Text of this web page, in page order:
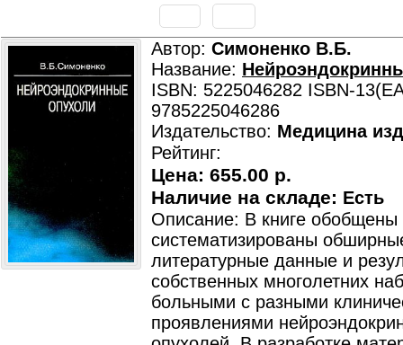
Автор: Симоненко В.Б.
Название:
ISBN: 5225046282 ISBN-
9785225046286
Издательство: Медицина
Рейтинг:
Цена: 655.00 р.
Наличие на складе: Есть
Описание: В книге обобщены
систематизированы
литературные данные и
собственных многолетних
больными с разными
проявлениями